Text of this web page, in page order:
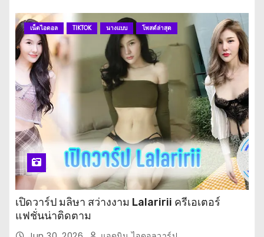
เน็ตไอดอล TIKTOK นางแบบ โพสต์ล่าสุด
เปิดวาร์ป มลิษา สว่างงาม Lalaririi ครีเอเตอร์
แฟชั่นน่าติดตาม